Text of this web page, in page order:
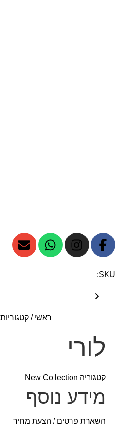
SKU:
ראשי / קטגוריות
לורי
קטגוריה New Collection
מידע נוסף
השארת פרטים / הצעת מחיר